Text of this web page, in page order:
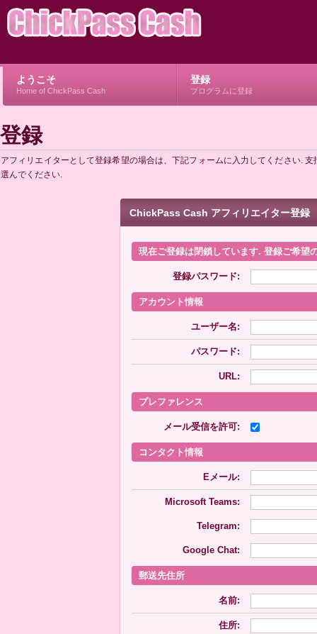
ようこそ
Home of ChickPass Cash
登録
プログラムに登録
登録
アフィリエイターとして登録希望の場合は、下記フォームに入力してください.
選んでください.
ChickPass Cash アフィリエイター登録
現在ご登録は閉鎖しています. 登録ご希望
登録パスワード:
アカウント情報
ユーザー名:
パスワード:
URL:
プレファレンス
メール受信を許可:
コンタクト情報
Eメール:
Microsoft Teams:
Telegram:
Google Chat:
郵送先住所
名前:
住所: